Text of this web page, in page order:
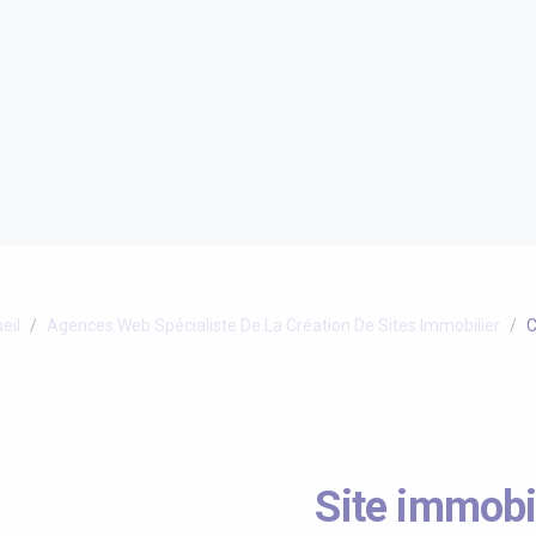
Agences Web Spécialiste De La Création De Sites Immobilier
Site